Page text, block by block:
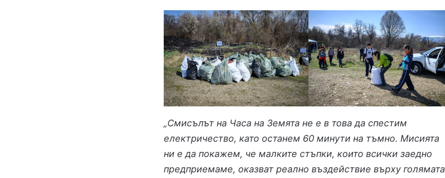
„Смисълът на Часа на Земята не е в това да спестим
електричество, като останем 60 минути на тъмно. Мисията
ни е да покажем, че малките стъпки, които всички заедно
предприемаме, оказват реално въздействие върху голямата